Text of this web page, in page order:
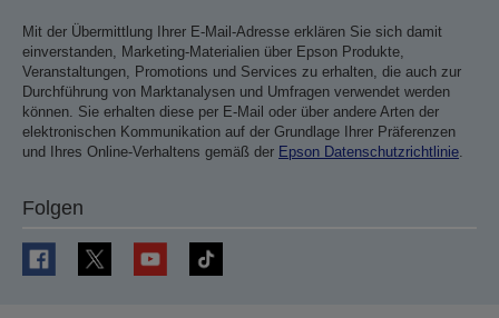
Mit der Übermittlung Ihrer E-Mail-Adresse erklären Sie sich damit
einverstanden, Marketing-Materialien über Epson Produkte,
Veranstaltungen, Promotions und Services zu erhalten, die auch zur
Durchführung von Marktanalysen und Umfragen verwendet werden
können. Sie erhalten diese per E-Mail oder über andere Arten der
elektronischen Kommunikation auf der Grundlage Ihrer Präferenzen
und Ihres Online-Verhaltens gemäß der Epson Datenschutzrichtlinie
Folgen